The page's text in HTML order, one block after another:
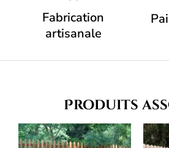
Fabrication
artisanale
Produits